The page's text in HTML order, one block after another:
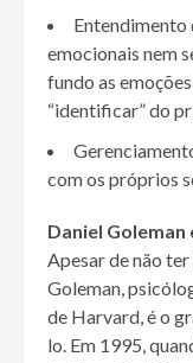
Entendimento
emocionais nem
fundo as
“identificar” do
com os próprios
Daniel Goleman
Apesar de não
Goleman,
de Harvard, é o
lo. Em 1995,